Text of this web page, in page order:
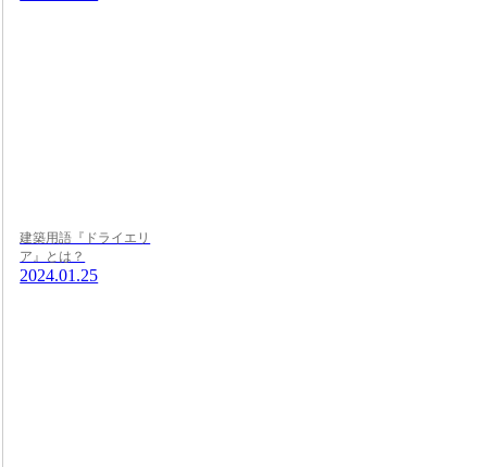
建築用語『ドライエリ
ア』とは？
2024.01.25